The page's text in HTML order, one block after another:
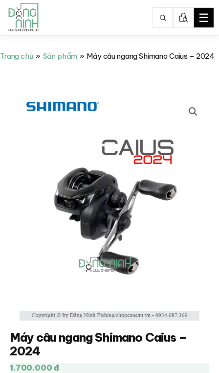
tới
☰
Trang chủ Sản phẩm Máy câu ngang Shimano Caius – 2024
Máy câu ngang Shimano Caius –
2024
1.700.000 đ